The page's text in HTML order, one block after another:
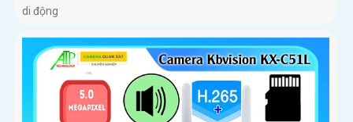
di động